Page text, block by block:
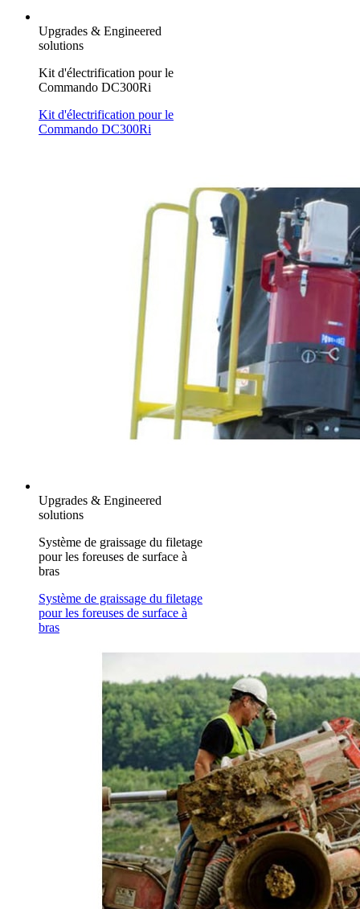
Upgrades & Engineered
solutions
Kit d'électrification pour le
Commando DC300Ri
Kit d'électrification pour le
Commando DC300Ri
Upgrades & Engineered
solutions
Système de graissage du filetage
pour les foreuses de surface à
bras
Système de graissage du filetage
pour les foreuses de surface à
bras